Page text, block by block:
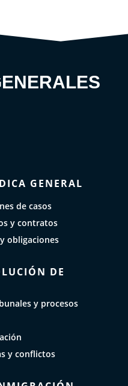
GENERAL
de casos
y contratos
obligaciones
DE
y procesos
y conflictos